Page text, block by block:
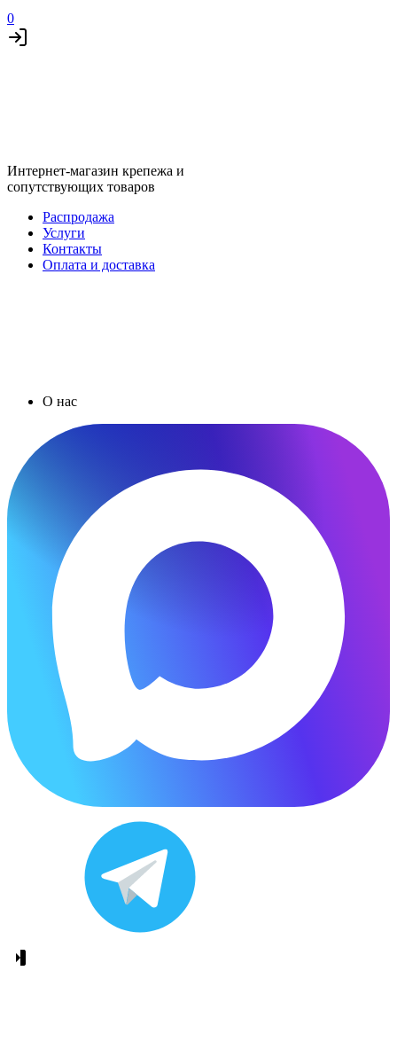
0
Интернет-магазин крепежа и
сопутствующих товаров
Распродажа
Услуги
Контакты
Оплата и доставка
О нас